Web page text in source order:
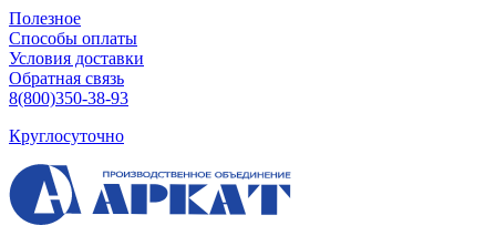
Полезное
Способы оплаты
Условия доставки
Обратная связь
8(800)350-38-93
Круглосуточно